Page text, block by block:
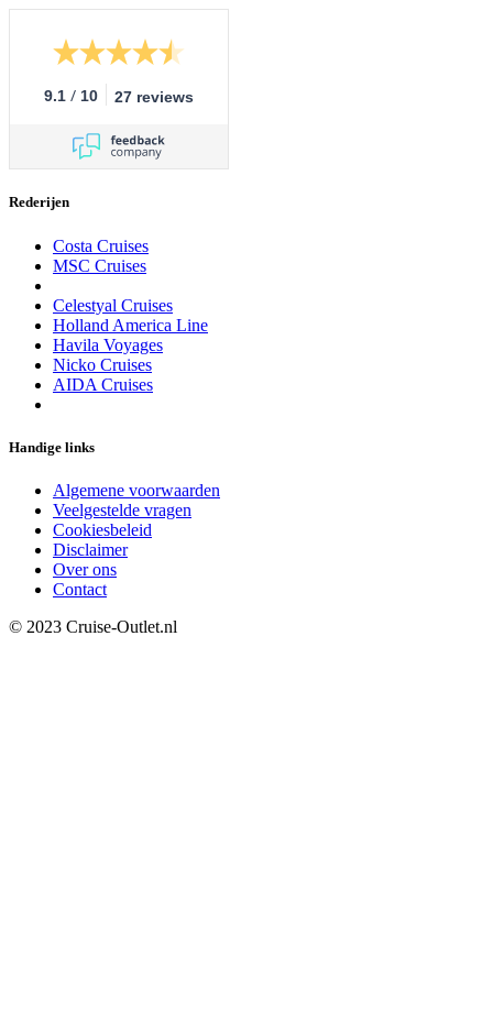
9.1 / 10 27 reviews
Rederijen
Costa Cruises
MSC Cruises
Celestyal Cruises
Holland America Line
Havila Voyages
Nicko Cruises
AIDA Cruises
Handige links
Algemene voorwaarden
Veelgestelde vragen
Cookiesbeleid
Disclaimer
Over ons
Contact
© 2023 Cruise-Outlet.nl